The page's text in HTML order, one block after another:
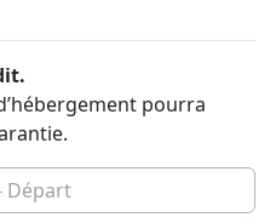
espace commun équipé
et d'un micro-
et un local à skis
Le stationnement est
sain, il est
y compris
pourra